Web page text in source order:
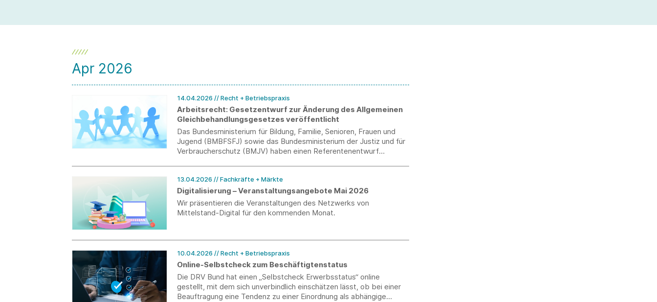
und Private Label bei der Modemarke
Apr 2026
14.04.2026 // Recht + Betriebspraxis
Arbeitsrecht: Gesetzentwurf zur Änderung des Allgemeinen
Gleichbehandlungsgesetzes veröffentlicht
Das Bundesministerium für Bildung, Familie, Senioren, Frauen und
Jugend (BMBFSFJ) sowie das Bundesministerium der Justiz und für
Verbraucherschutz (BMJV) haben einen Referentenentwurf
mit dem AGG.
13.04.2026 // Fachkräfte + Märkte
Digitalisierung – Veranstaltungsangebote Mai 2026
Wir präsentieren die Veranstaltungen des Netzwerks von
Mittelstand-Digital für den kommenden Monat.
10.04.2026 // Recht + Betriebspraxis
Online-Selbstcheck zum Beschäftigtenstatus
Die DRV Bund hat einen „Selbstcheck Erwerbsstatus“ online
gestellt, mit dem sich unverbindlich einschätzen lässt, ob bei einer
Beauftragung eine Tendenz zu einer Einordnung als abhängige